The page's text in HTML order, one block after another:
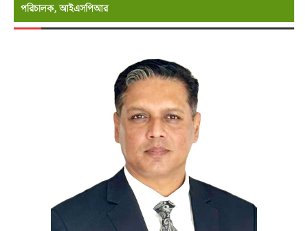
পরিচালক, আইএসপিআর